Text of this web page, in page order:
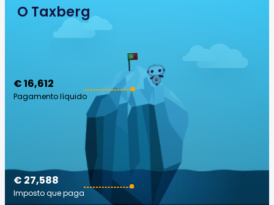
O Taxberg
€ 16,612
Pagamento líquido
€ 27,588
Imposto que paga